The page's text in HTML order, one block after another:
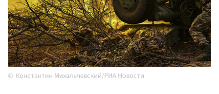
Константин Михальчевский/РИА Новости